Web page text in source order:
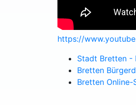
https://
Stadt Bretten -
Bretten
Bretten Online-